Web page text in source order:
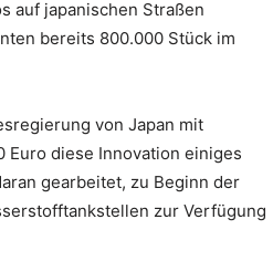
auf japanischen Straßen
bereits 800.000 Stück im
von Japan mit
Euro diese Innovation einiges
gearbeitet, zu Beginn der
zur Verfügung